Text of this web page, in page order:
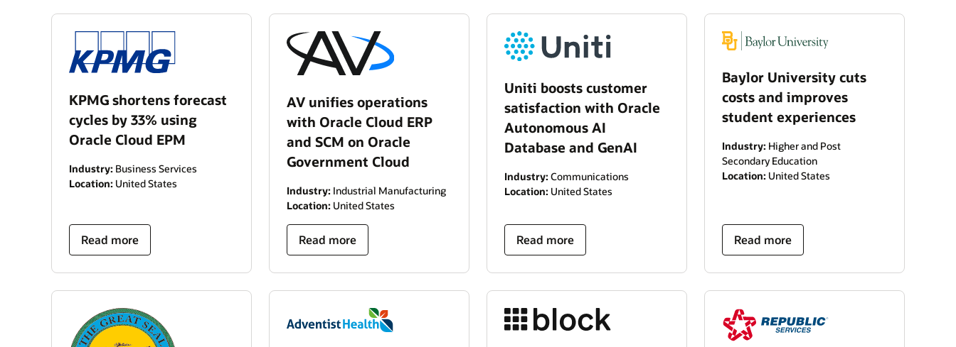
KPMG shortens forecast
cycles by 33% using
Oracle Cloud EPM
Industry: Business Services
Location: United States
Read more
AV unifies operations
with Oracle Cloud ERP
and SCM on Oracle
Government Cloud
Industry: Industrial Manufacturing
Location: United States
Read more
Uniti boosts customer
satisfaction with Oracle
Autonomous AI
Database and GenAI
Industry: Communications
Location: United States
Read more
Baylor University cuts
costs and improves
student experiences
Industry: Higher and Post
Secondary Education
Location: United States
Read more